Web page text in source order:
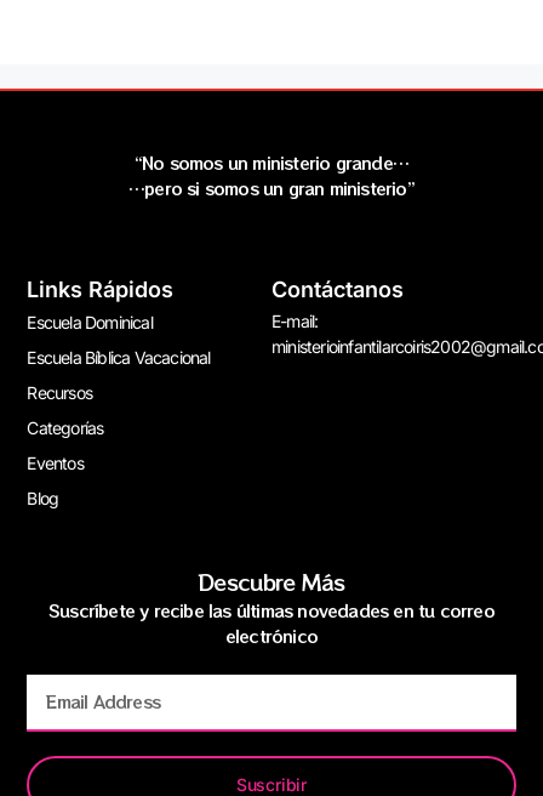
“No somos un ministerio grande…
…pero si somos un gran ministerio”
Links Rápidos
Escuela Dominical
Escuela Bíblica Vacacional
Recursos
Categorías
Eventos
Blog
Contáctanos
E-mail:
Descubre Más
Suscríbete y recibe las últimas novedades en tu correo
electrónico
Suscribir